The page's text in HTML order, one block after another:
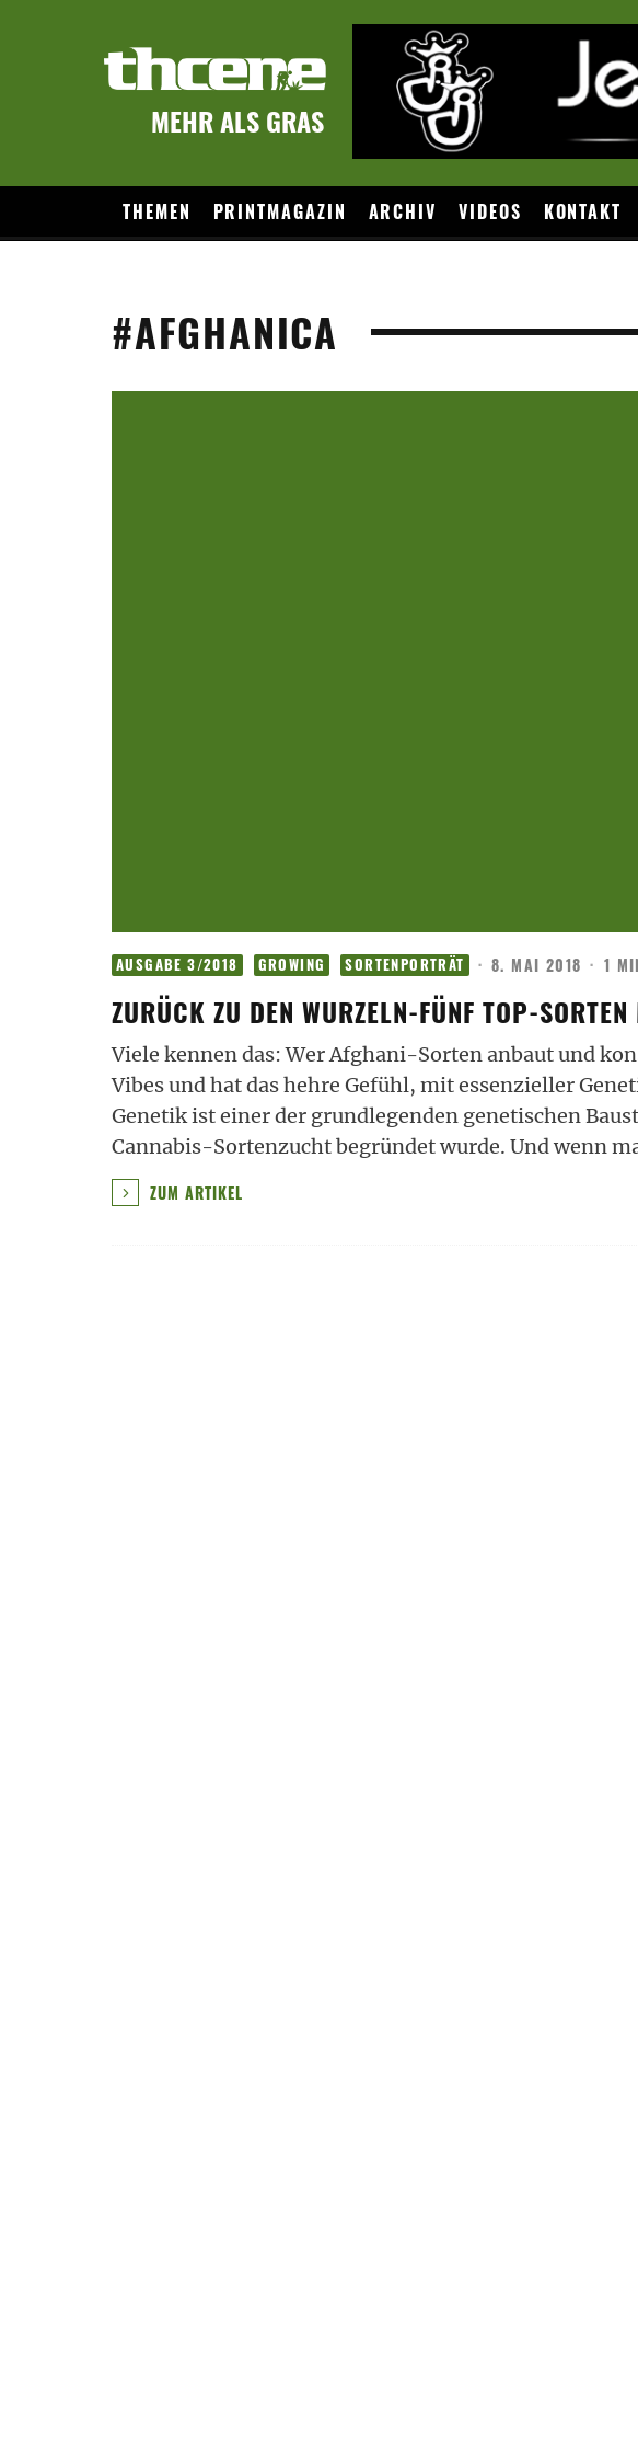
MEHR ALS GRAS
THEMEN PRINTMAGAZIN ARCHIV VIDEOS KONTAKT
#AFGHANICA
AUSGABE 3/2018 GROWING SORTENPORTRÄT · 8. MAI 2018 · 1
ZURÜCK ZU DEN WURZELN-FÜNF TOP-
Viele kennen das: Wer Afghani-Sorten anbaut und
Vibes und hat das hehre Gefühl, mit essenzieller
Genetik ist einer der grundlegenden genetischen
Cannabis-Sortenzucht begründet wurde. Und wenn
ZUM ARTIKEL